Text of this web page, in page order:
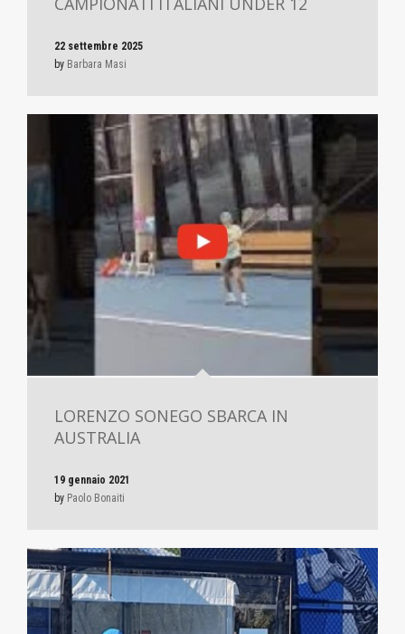
22 settembre 2025
by Barbara Masi
LORENZO SONEGO SBARCA IN
AUSTRALIA
19 gennaio 2021
by Paolo Bonaiti